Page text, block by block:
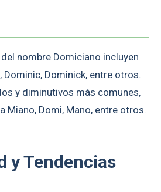
nombre Domiciano incluyen
Dominic, Dominick, entre otros.
y diminutivos más comunes,
Miano, Domi, Mano, entre otros.
y Tendencias